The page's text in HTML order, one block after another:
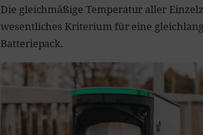
Die gleichmäßige Temperatur aller
wesentliches Kriterium für eine
Batteriepack.